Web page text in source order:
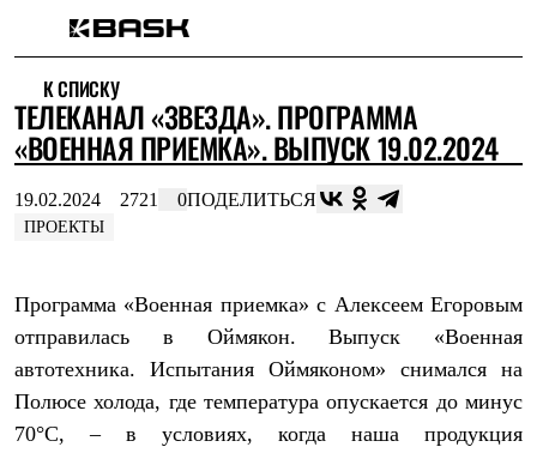
Интернет-магазин
Мужская одежда
Утепленная пухом
Куртки
Жилеты
Комбинезоны
Брюки
Штормовая одежда
Куртки
Брюки
Куртки
Брюки
К СПИСКУ
ТЕЛЕКАНАЛ «ЗВЕЗДА». ПРОГРАММА
«ВОЕННАЯ ПРИЕМКА». ВЫПУСК 19.02.2024
19.02.2024 2721 0ПОДЕЛИТЬСЯ
ПРОЕКТЫ
Программа «Военная приемка» с Алексеем Егоровым
отправилась в Оймякон. Выпуск «Военная
автотехника. Испытания Оймяконом» снимался на
Полюсе холода, где температура опускается до минус
70°С, – в условиях, когда наша продукция